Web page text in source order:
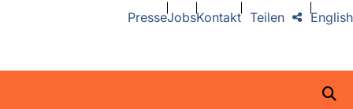
PresseJobsKontakt English
Teilen